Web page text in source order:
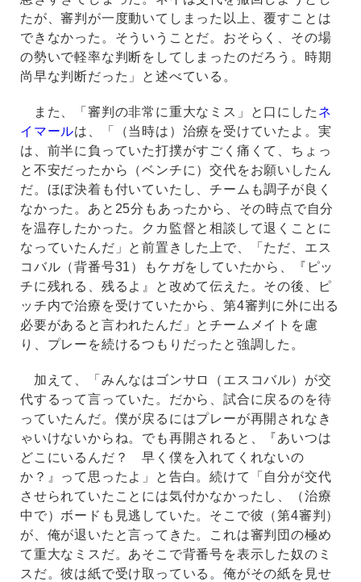
たが、審判が一度動いてしまった以上、覆すことは
できなかった。そういうことだ。おそらく、その場
の勢いで軽率な判断をしてしまったのだろう。時期
尚早な判断だった」と述べている。
また、「審判の非常に重大なミス」と口にした ネ
イマールは、「（当時は）治療を受けていたよ。実
は、前半に負っていた打撲がすごく痛くて、ちょっ
と不安だったから（ベンチに）交代をお願いしたん
だ。ほぼ決着も付いていたし、チームも調子が良く
なかった。あと25分もあったから、その時点で自分
を温存したかった。クカ監督と相談して退くことに
なっていたんだ」と前置きした上で、「ただ、エス
コバル（背番号31）もケガをしていたから、『ピッ
チに残れる、残るよ』と改めて伝えた。その後、ピ
ッチ内で治療を受けていたから、第4審判に外に出る
必要があると言われたんだ」とチームメイトを慮
り、プレーを続けるつもりだったと強調した。
加えて、「みんなはゴンサロ（エスコバル）が交
代するって言っていた。だから、試合に戻るのを待
っていたんだ。僕が戻るにはプレーが再開されなき
ゃいけないからね。でも再開されると、『あいつは
どこにいるんだ？ 早く僕を入れてくれないの
か？』って思ったよ」と告白。続けて「自分が交代
させられていたことには気付かなかったし、（治療
中で）ボードも見逃していた。そこで彼（第4審判）
が、俺が退いたと言ってきた。これは審判団の極め
て重大なミスだ。あそこで背番号を表示した奴のミ
スだ。彼は紙で受け取っている。俺がその紙を見せ